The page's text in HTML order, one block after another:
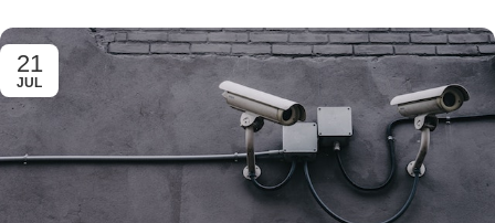
21
JUL